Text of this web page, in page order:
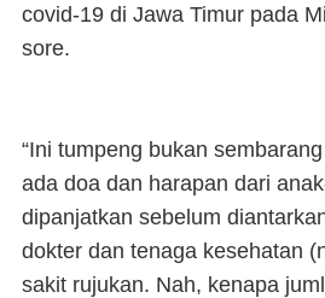
covid-19 di Jawa Timur pada
sore.
“Ini tumpeng bukan
ada doa dan harapan dari
dipanjatkan sebelum
dokter dan tenaga kesehatan
sakit rujukan. Nah, kenapa